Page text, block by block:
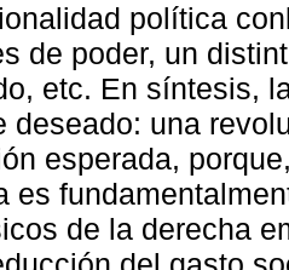
política
de poder, un
etc. En síntesis,
deseado: una
esperada,
es
de la derecha